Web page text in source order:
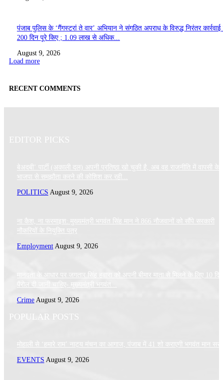
पंजाब पुलिस के ‘गैंगस्टरां ते वार’ अभियान ने संगठित अपराध के विरुद्ध निरंतर
200 दिन पूरे किए ; 1.09 लाख से अधिक...
August 9, 2026
Load more
RECENT COMMENTS
EDITOR PICKS
बेअदबी’ पार्टी (अकाली दल) अपनी प्रतिष्ठा खो चुकी है, अब वह राजनीति में वापसी के
भाजपा से समझौता करने की कोशिश कर रही...
POLITICS August 9, 2026
ना कैश, ना फरमाइश: मुख्यमंत्री भगवंत सिंह मान ने 866 नौजवानों को सौंपे सरकारी
नौकरियों के नियुक्ति पत्र
Employment August 9, 2026
मानवता के आधार पर जगतार सिंह हवारा को अपनी बीमार माता से मिलने के लिए 10
पैरोल दी जानी चाहिए- मुख्यमंत्री भगवंत...
Crime August 9, 2026
POPULAR POSTS
मोहाली से ‘हमारे राम’ नाट्य मंचन का आगाज, पंजाब में 41 शो कराएगी भगवंत मान
EVENTS August 9, 2026